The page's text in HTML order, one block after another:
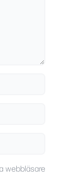
webbläsare